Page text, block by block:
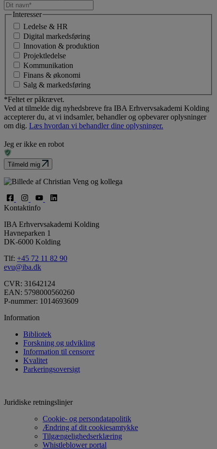
Interesser
Ledelse & HR
Digital markedsføring
Innovation & produktion
Projektledelse
Kommunikation
Finans & økonomi
Salg & markedsføring
*Feltet er påkrævet.
Ved at tilmelde dig nyhedsbreve fra IBA Erhvervsakademi Kolding
accepterer du, at vi indsamler, behandler og opbevarer oplysninger
om dig. Læs hvordan vi behandler dine oplysninger.
Jeg er ikke en robot
Tilmeld mig
Kontaktinfo
IBA Erhvervsakademi Kolding
Havneparken 1
DK-6000 Kolding
Tlf: +45 72 11 82 90
evu@iba.dk
CVR: 31642124
EAN: 5798000560260
P-nummer: 1014693609
Information
Bibliotek
Forskning og udvikling
Information til censorer
Kvalitet
Parkeringsoversigt
Juridiske retningslinjer
Cookie- og persondatapolitik
Ændring af dit cookiesamtykke
Tilgængelighedserklæring
Whistleblower portal